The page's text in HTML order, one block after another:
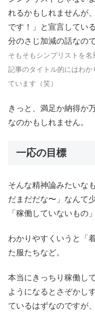
れるかもしれませんが
です！」と宣言してい
分のさじ加減の話なの
そもそもシンプリストを名
記事のタイトル的にはわ
ています（笑）
きっと、満足か納得か
なのかもしれません。
一応の目標
そんな精神論みたいな
だまだだな〜」なんて
「稼働していないもの
わかりやすくいうと「
た服たちなど。
本当にきっちり稼働し
ようになるとさぞかし
ているはずなのですが